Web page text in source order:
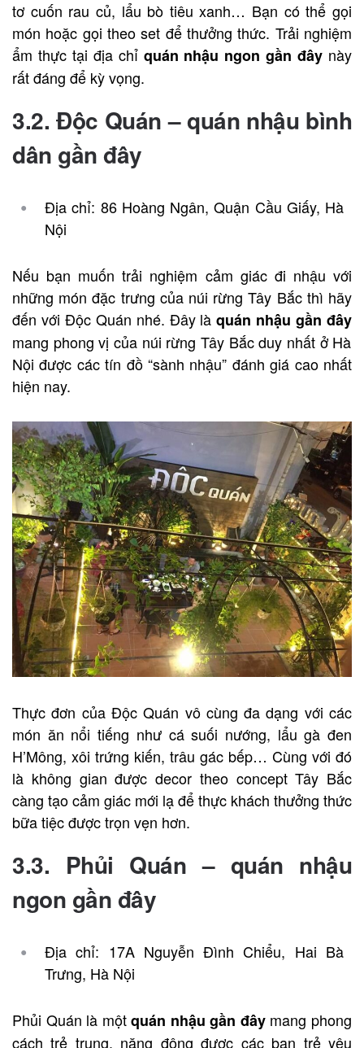
tơ cuốn rau củ, lẩu bò tiêu xanh… Bạn có thể gọi
món hoặc gọi theo set để thưởng thức. Trải nghiệm
ẩm thực tại địa chỉ quán nhậu ngon gần đây này
rất đáng để kỳ vọng.
3.2. Độc Quán –quán nhậu bình
dân gần đây
Địa chỉ: 86 Hoàng Ngân, Quận Cầu Giấy, Hà
Nội
Nếu bạn muốn trải nghiệm cảm giác đi nhậu với
những món đặc trưng của núi rừng Tây Bắc thì hãy
đến với Độc Quán nhé. Đây làquán nhậu gần đây
mang phong vị của núi rừng Tây Bắc duy nhất ở Hà
Nội được các tín đồ “sành nhậu” đánh giá cao nhất
hiện nay.
Thực đơn của Độc Quán vô cùng đa dạng với các
món ăn nổi tiếng như cá suối nướng, lẩu gà đen
H’Mông, xôi trứng kiến, trâu gác bếp… Cùng với đó
là không gian được decor theo concept Tây Bắc
càng tạo cảm giác mới lạ để thực khách thưởng thức
bữa tiệc được trọn vẹn hơn.
3.3. Phủi Quán – quán nhậu
ngon gần đây
Địa chỉ: 17A Nguyễn Đình Chiểu, Hai Bà
Trưng, Hà Nội
Phủi Quán là mộtquán nhậu gần đâymang phong
cách trẻ trung, năng động được các bạn trẻ yêu